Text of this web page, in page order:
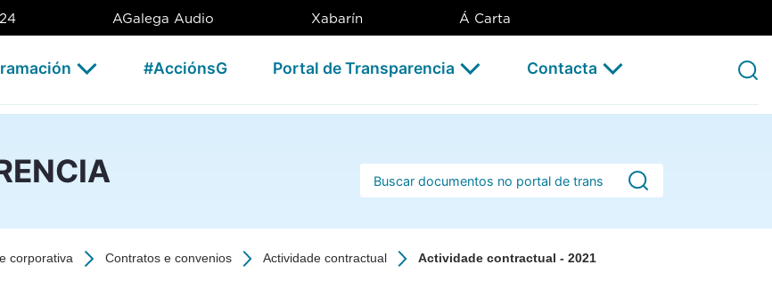
AGalega Audio Xabarín Á Carta
#AcciónsG Portal de Transparencia Contacta
Barra de busca
corporativa Contratos e convenios Actividade contractual Actividade contractual - 2021